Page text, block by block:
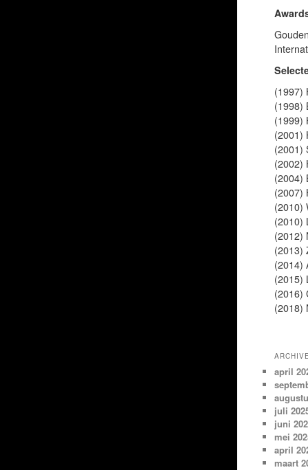
(1997)
(1998)
(1999)
(2001)
(2001)
(2002)
(2004)
(2007)
(2010)
(2010)
(2012)
(2013)
(2014)
(2015)
(2016)
(2018)
april
juli
juni
mei
april
maart